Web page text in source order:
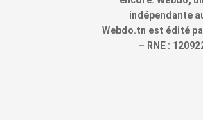
indépendante
Webdo.tn est édité
– RNE :